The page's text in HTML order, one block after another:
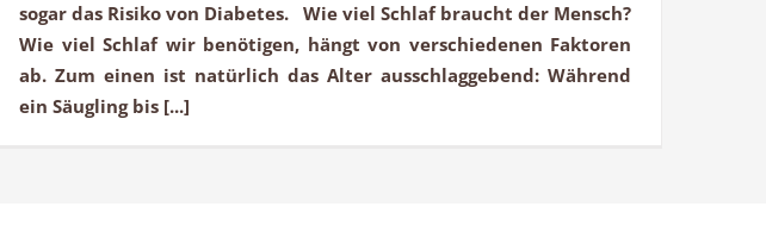
sogar das Risiko von Diabetes. Wie viel Schlaf braucht der Mensch?
Wie viel Schlaf wir benötigen, hängt von verschiedenen Faktoren
ab. Zum einen ist natürlich das Alter ausschlaggebend: Während
ein Säugling bis [...]